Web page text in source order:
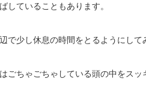
していることもあります。
で少し休息の時間をとるようにして
ごちゃごちゃしている頭の中をスッ